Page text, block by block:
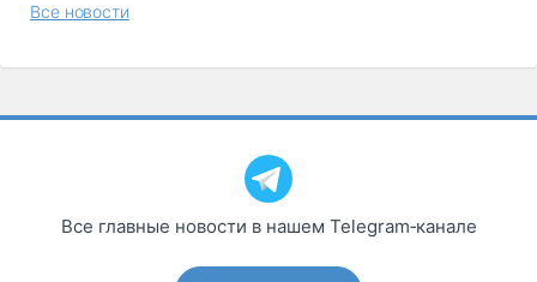
Все новости
Все главные новости в нашем Telegram‑канале